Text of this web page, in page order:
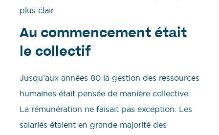
plus clair.
Au commencement était
le collectif
Jusqu’aux années 80 la gestion des ressources
humaines était pensée de manière collective.
La rémunération ne faisait pas exception. Les
salariés étaient en grande majorité des